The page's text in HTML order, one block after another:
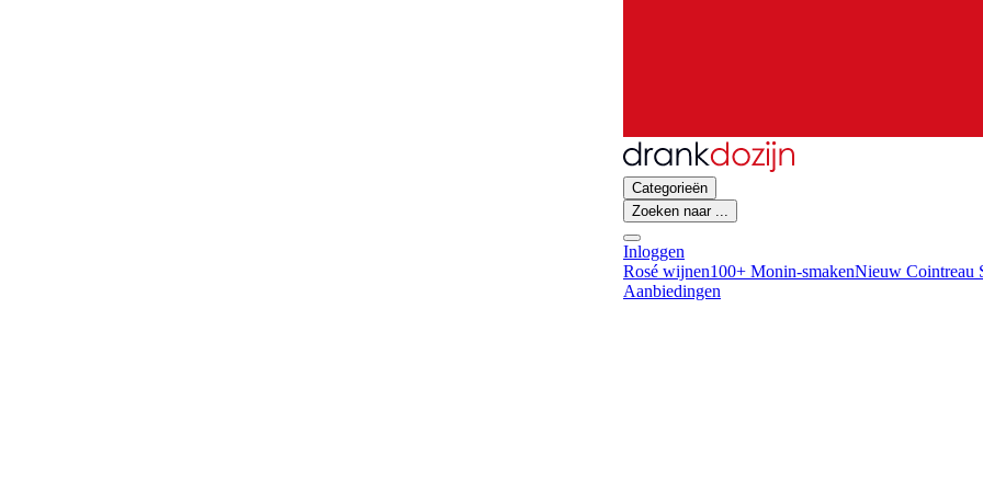
Categorieën
Zoeken naar ...
Inloggen
Rosé wijnen100+ Monin-smakenNieuw Cointreau
Aanbiedingen